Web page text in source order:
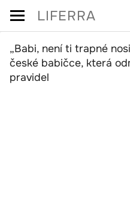
Skip
content
LIFERRA
„Babi, není ti trapné
české babičce, která
pravidel